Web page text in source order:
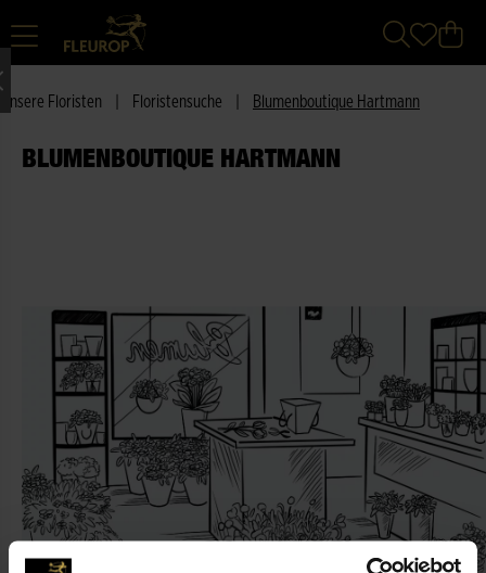
Unsere Floristen Floristensuche Blumenboutique Hartmann
BLUMENBOUTIQUE HARTMANN